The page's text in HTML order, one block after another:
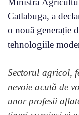
Catlabuga, a
o nouă generație
tehnologiile
Sectorul agricol,
nevoie acută de
unor profesii